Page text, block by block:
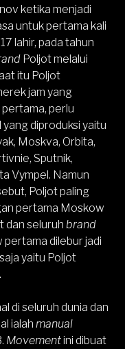
ketika menjadi
untuk pertama kali
lahir, pada tahun
Poljot melalui
itu Poljot
jam yang
perlu
diproduksi yaitu
Moskva, Orbita,
Sputnik,
Vympel. Namun
Poljot paling
pertama Moskow
dan seluruh brand
pertama dilebur jadi
saja yaitu Poljot
di seluruh dunia dan
ialah manual
Movementini dibuat